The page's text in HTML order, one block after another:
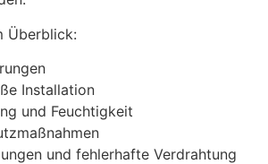
Überblick:
Installation
und Feuchtigkeit
und fehlerhafte Verdrahtung